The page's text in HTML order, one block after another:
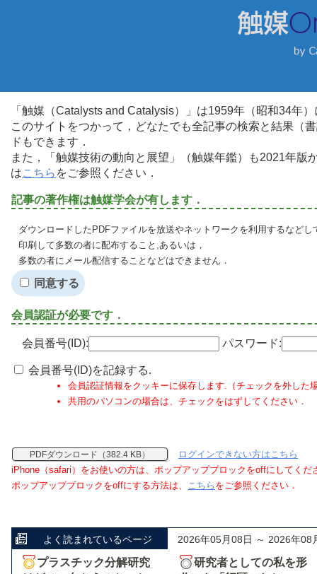
「触媒（Catalysts and Catalysis）」は1959年（昭和34年
このサイトをつかって，どなたでも全記事の検索と結果（
ドもできます．
また，「触媒技術の動向と展望」（触媒年鑑）も2021年
はこちら をご参照ください．
記事の著作権は触媒学会が有します．
ダウンロードしたPDFファイルを放送やネットワークを利用するなど
印刷して多数の者に配布すること,あるいは，
多数の者にメール配信することなどはできません．
同意する
会員認証が必要です．
会員番号(ID): パスワード:
会員番号(ID)を記録する.
会員認証情報をクッキーに保存します.（チェックを外した
共用のパソコンの場合は、チェックをはずしてください．
PDFダウンロード（382.4 KB）
ログインできない方はこちら
iPhone（safari）をお使いの方は、ポップアップブロックをoffにしてくだ
ポップアップブロックをoffにする方法は、 こちら をご参照ください．
よく読まれているページ 2026年05月08日 ～ 2026年08
プラスチック分解研究
研究者としての私を形